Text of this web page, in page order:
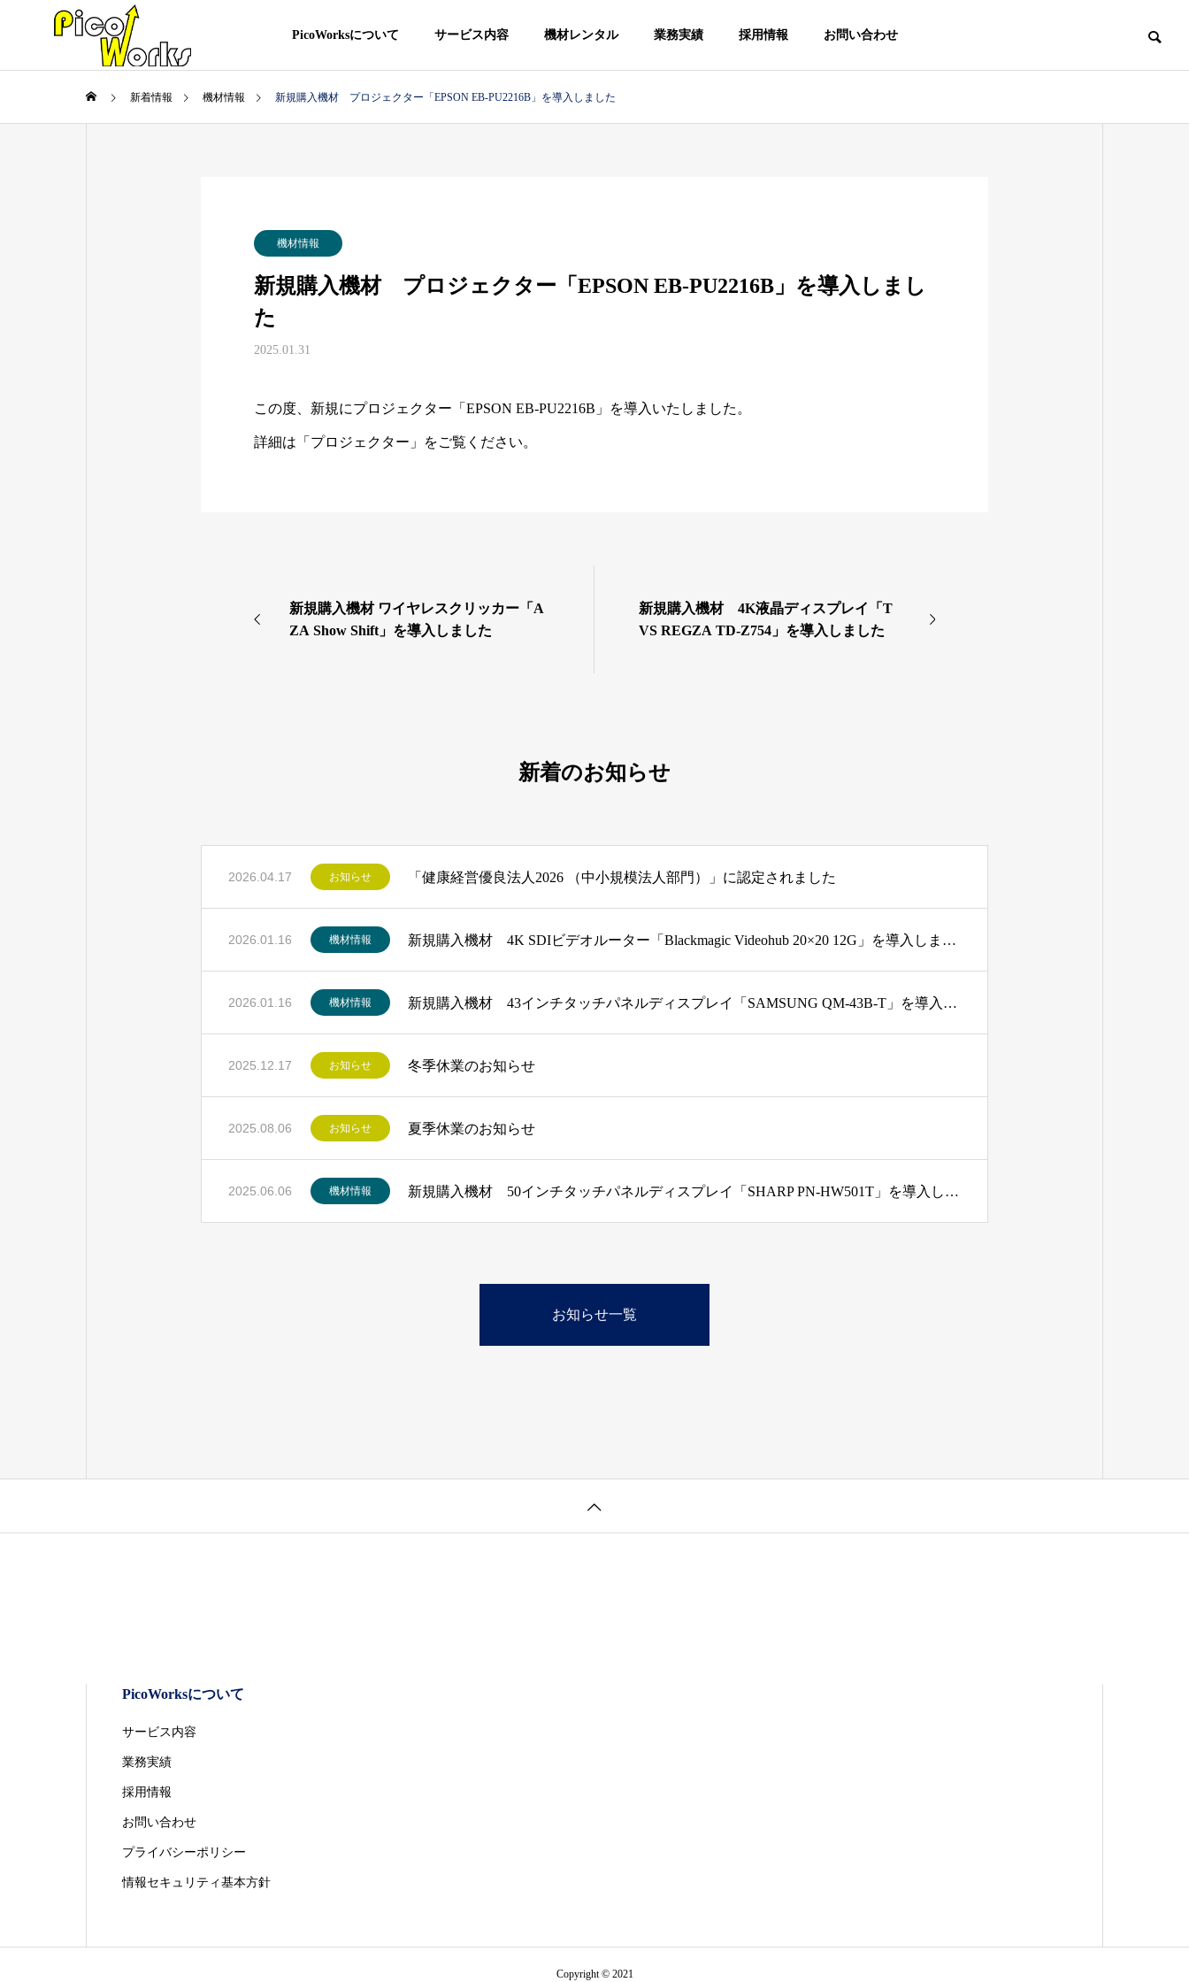
PicoWorksについて サービス内容 機材レンタル 業務実績 採用情報 お問い合わせ
新着情報 機材情報 新規購入機材 プロジェクター「EPSON EB-PU2216B」を導入しました
機材情報
新規購入機材 プロジェクター「EPSON EB-PU2216B」を導入しまし
た
2025.01.31
この度、新規にプロジェクター「EPSON EB-PU2216B」を導入いたしました。
詳細は「 プロジェクター 」をご覧ください。
新規購入機材 ワイヤレスクリッカー「A
ZA Show Shift」を導入しました
新規購入機材 4K液晶ディスプレイ「T
VS REGZA TD-Z754」を導入しました
新着のお知らせ
2026.04.17 お知らせ 「健康経営優良法人2026 （中小規模法人部門）」に認定されました
2026.01.16 機材情報 新規購入機材 4K SDIビデオルーター「Blackmagic Videohub 20×20 12G」を導入しました
2026.01.16 機材情報 新規購入機材 43インチタッチパネルディスプレイ「SAMSUNG QM-43B-T」を導入しました
2025.12.17 お知らせ 冬季休業のお知らせ
2025.08.06 お知らせ 夏季休業のお知らせ
2025.06.06 機材情報 新規購入機材 50インチタッチパネルディスプレイ「SHARP PN-HW501T」を導入しました
お知らせ一覧
PicoWorksについて
サービス内容
業務実績
採用情報
お問い合わせ
プライバシーポリシー
情報セキュリティ基本方針
Copyright © 2021